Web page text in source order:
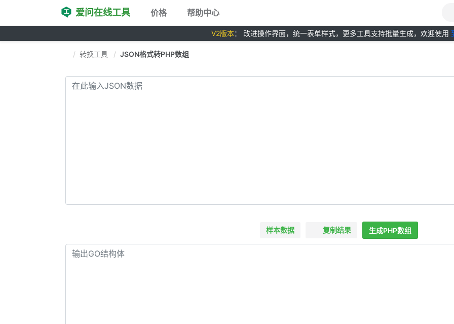
爱问在线工具 价格 帮助中心
V2版本： 改进操作界面，统一表单样式，更多工具支持批量生成，欢迎使用
转换工具 JSON格式转PHP数组
样本数据 复制结果 生成PHP数组